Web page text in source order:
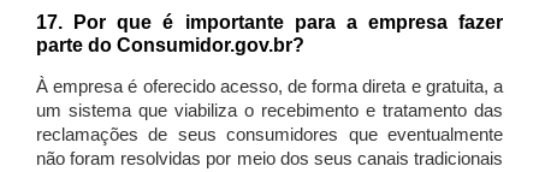
17. Por que é importante para a empresa fazer
parte do Consumidor.gov.br?
À empresa é oferecido acesso, de forma direta e gratuita, a
um sistema que viabiliza o recebimento e tratamento das
reclamações de seus consumidores que eventualmente
não foram resolvidas por meio dos seus canais tradicionais